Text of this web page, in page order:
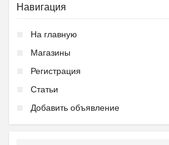
Навигация
На главную
Магазины
Регистрация
Статьи
Добавить объявление